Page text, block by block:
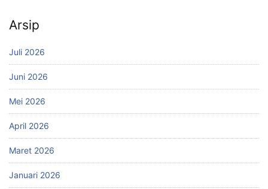
Arsip
Juli 2026
Juni 2026
Mei 2026
April 2026
Maret 2026
Januari 2026